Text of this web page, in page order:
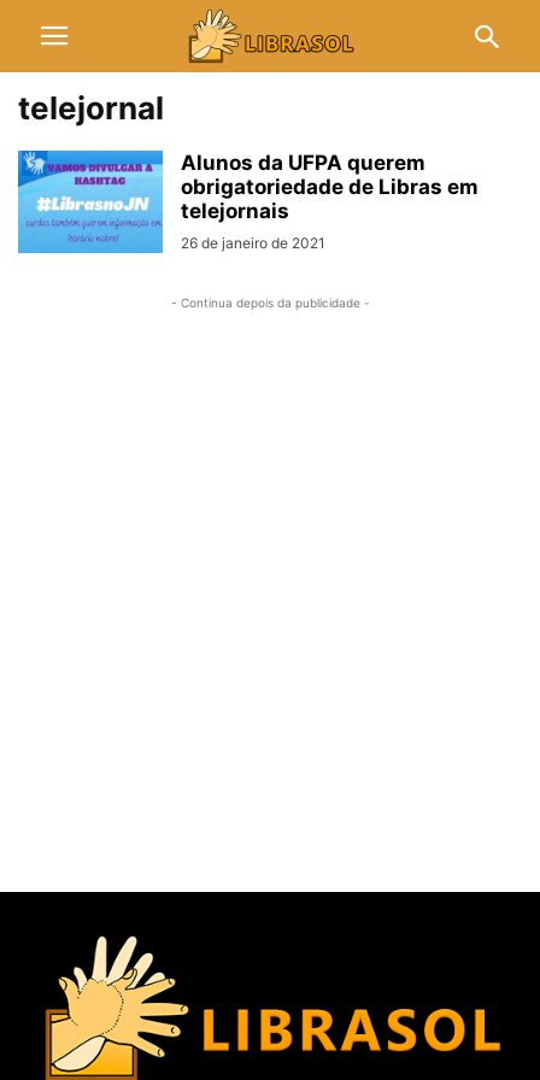
telejornal
Alunos da UFPA querem
obrigatoriedade de Libras em
telejornais
26 de janeiro de 2021
- Continua depois da publicidade -